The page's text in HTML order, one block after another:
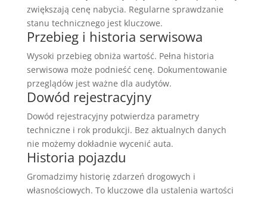
zwiększają cenę nabycia. Regularne sprawdzanie
stanu technicznego jest kluczowe.
Przebieg i historia serwisowa
Wysoki przebieg obniża wartość. Pełna historia
serwisowa może podnieść cenę. Dokumentowanie
przeglądów jest ważne dla audytów.
Dowód rejestracyjny
Dowód rejestracyjny potwierdza parametry
techniczne i rok produkcji. Bez aktualnych danych
nie możemy dokładnie wycenić auta.
Historia pojazdu
Gromadzimy historię zdarzeń drogowych i
własnościowych. To kluczowe dla ustalenia wartości